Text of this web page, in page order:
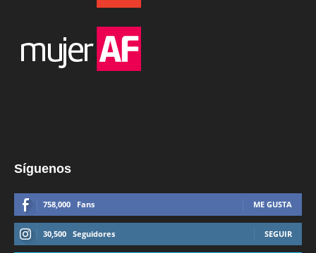
Síguenos
758,000 Fans ME GUSTA
30,500 Seguidores SEGUIR